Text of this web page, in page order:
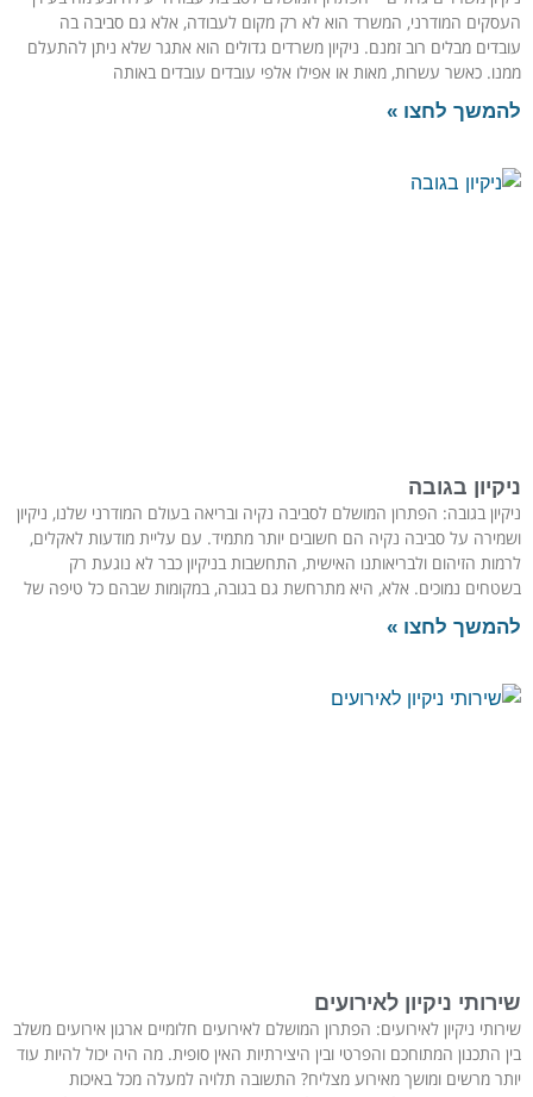
העסקים המודרני, המשרד הוא לא רק מקום לעבודה, אלא גם סביבה בה
עובדים מבלים רוב זמנם. ניקיון משרדים גדולים הוא אתגר שלא ניתן להתעלם
ממנו. כאשר עשרות, מאות או אפילו אלפי עובדים עובדים באותה
להמשך לחצו »
ניקיון בגובה
ניקיון בגובה: הפתרון המושלם לסביבה נקיה ובריאה בעולם המודרני שלנו, ניקיון
ושמירה על סביבה נקיה הם חשובים יותר מתמיד. עם עליית מודעות לאקלים,
לרמות הזיהום ולבריאותנו האישית, התחשבות בניקיון כבר לא נוגעת רק
בשטחים נמוכים. אלא, היא מתרחשת גם בגובה, במקומות שבהם כל טיפה של
להמשך לחצו »
שירותי ניקיון לאירועים
שירותי ניקיון לאירועים: הפתרון המושלם לאירועים חלומיים ארגון אירועים משלב
בין התכנון המתוחכם והפרטי ובין היצירתיות האין סופית. מה היה יכול להיות עוד
יותר מרשים ומושך מאירוע מצליח? התשובה תלויה למעלה מכל באיכות